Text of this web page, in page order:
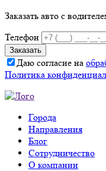
Заказать авто с
Телефон
Даю согласие на
Политика
Города
Направления
Блог
Сотрудничество
О компании